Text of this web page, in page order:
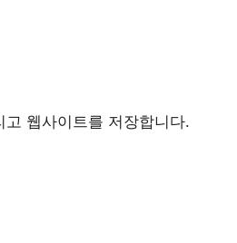
웹사이트를 저장합니다.